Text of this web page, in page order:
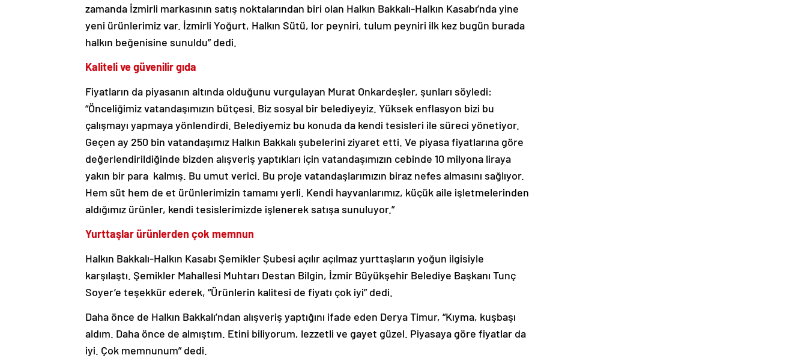
zamanda İzmirli markasının satış noktalarından biri olan Halkın Bakkalı-Halkın Kasabı’nda yine
yeni ürünlerimiz var. İzmirli Yoğurt, Halkın Sütü, lor peyniri, tulum peyniri ilk kez bugün burada
halkın beğenisine sunuldu” dedi.
Kaliteli ve güvenilir gıda
Fiyatların da piyasanın altında olduğunu vurgulayan Murat Onkardeşler, şunları söyledi:
“Önceliğimiz vatandaşımızın bütçesi. Biz sosyal bir belediyeyiz. Yüksek enflasyon bizi bu
çalışmayı yapmaya yönlendirdi. Belediyemiz bu konuda da kendi tesisleri ile süreci yönetiyor.
Geçen ay 250 bin vatandaşımız Halkın Bakkalı şubelerini ziyaret etti. Ve piyasa fiyatlarına göre
değerlendirildiğinde bizden alışveriş yaptıkları için vatandaşımızın cebinde 10 milyona liraya
yakın bir para kalmış. Bu umut verici. Bu proje vatandaşlarımızın biraz nefes almasını sağlıyor.
Hem süt hem de et ürünlerimizin tamamı yerli. Kendi hayvanlarımız, küçük aile işletmelerinden
aldığımız ürünler, kendi tesislerimizde işlenerek satışa sunuluyor.”
Yurttaşlar ürünlerden çok memnun
Halkın Bakkalı-Halkın Kasabı Şemikler Şubesi açılır açılmaz yurttaşların yoğun ilgisiyle
karşılaştı. Şemikler Mahallesi Muhtarı Destan Bilgin, İzmir Büyükşehir Belediye Başkanı Tunç
Soyer’e teşekkür ederek, “Ürünlerin kalitesi de fiyatı çok iyi” dedi.
Daha önce de Halkın Bakkalı’ndan alışveriş yaptığını ifade eden Derya Timur, “Kıyma, kuşbaşı
aldım. Daha önce de almıştım. Etini biliyorum, lezzetli ve gayet güzel. Piyasaya göre fiyatlar da
iyi. Çok memnunum” dedi.